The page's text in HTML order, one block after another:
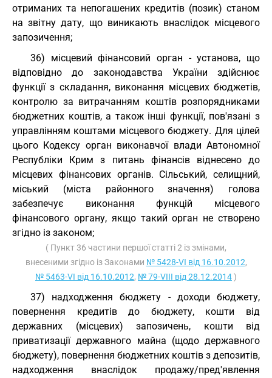
отриманих та непогашених кредитів (позик) станом
на звітну дату, що виникають внаслідок місцевого
запозичення;
36) місцевий фінансовий орган - установа, що
відповідно до законодавства України здійснює
функції з складання, виконання місцевих бюджетів,
контролю за витрачанням коштів розпорядниками
бюджетних коштів, а також інші функції, пов'язані з
управлінням коштами місцевого бюджету. Для цілей
цього Кодексу орган виконавчої влади Автономної
Республіки Крим з питань фінансів віднесено до
місцевих фінансових органів. Сільський, селищний,
міський (міста районного значення) голова
забезпечує виконання функцій місцевого
фінансового органу, якщо такий орган не створено
згідно із законом;
( Пункт 36 частини першої статті 2 із змінами,
внесеними згідно із Законами № 5428-VI від 16.10.2012,
№ 5463-VI від 16.10.2012, № 79-VIII від 28.12.2014)
37) надходження бюджету - доходи бюджету,
повернення кредитів до бюджету, кошти від
державних (місцевих) запозичень, кошти від
приватизації державного майна (щодо державного
бюджету), повернення бюджетних коштів з депозитів,
надходження внаслідок продажу/пред'явлення